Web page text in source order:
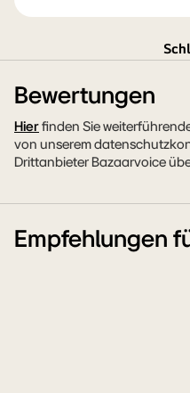
Bewertungen
Hierfinden Sie
von unserem
Drittanbieter Bazaarvoice
Empfehlungen